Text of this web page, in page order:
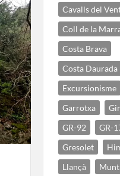
Cavalls del
Coll de la
Costa Brava
Costa Daurada
Excursionisme
Garrotxa
GR-92
GR-
Gresolet
Llançà